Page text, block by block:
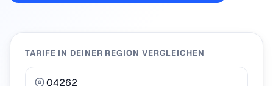
TARIFE IN DEINER REGION VERGLEICHEN